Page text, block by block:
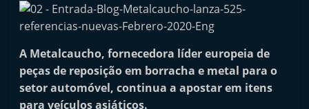
r
n
a
l
A Metalcaucho, fornecedora líder europeia de
peças de reposição em borracha e metal para o
setor automóvel, continua a apostar em itens
para veículos asiáticos.